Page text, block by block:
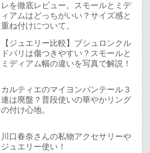
レを徹底レビュー。スモールとミデ
ィアムはどっちがいい？サイズ感と
重ね付けについて。
【ジュエリー比較】ブシュロンクル
ドパリは傷つきやすい？スモールと
ミディアム幅の違いを写真で解説！
カルティエのマイヨンパンテール３
連は廃盤？普段使いの華やかリング
の付け心地。
川口春奈さんの私物アクセサリーや
ジュエリー使い！